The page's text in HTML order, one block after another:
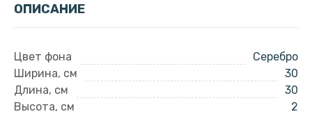
ОПИСАНИЕ
Цвет фона
Серебро
Ширина, см
30
Длина, см
30
Высота, см
2